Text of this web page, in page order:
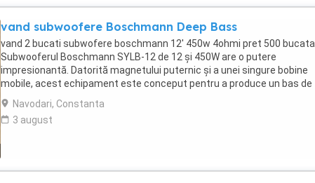
vand subwoofere Boschmann Deep Bass
vand 2 bucati subwofere boschmann 12' 450w 4ohmi pret 500 bucata.
Subwooferul Boschmann SYLB-12 de 12 și 450W are o putere
impresionantă. Datorită magnetului puternic și a unei singure bobine
mobile, acest echipament este conceput pentru a produce un bas de
nivel înalt, sub nivelul atmosferic!Gama ...
Navodari, Constanta
3 august